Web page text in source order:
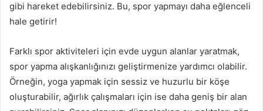
gibi hareket edebilirsiniz. Bu, spor yapmayı daha eğlenceli
hale getirir!
Farklı spor aktiviteleri için evde uygun alanlar yaratmak,
spor yapma alışkanlığınızı geliştirmenize yardımcı olabilir.
Örneğin, yoga yapmak için sessiz ve huzurlu bir köşe
oluşturabilir, ağırlık çalışmaları için ise daha geniş bir alan